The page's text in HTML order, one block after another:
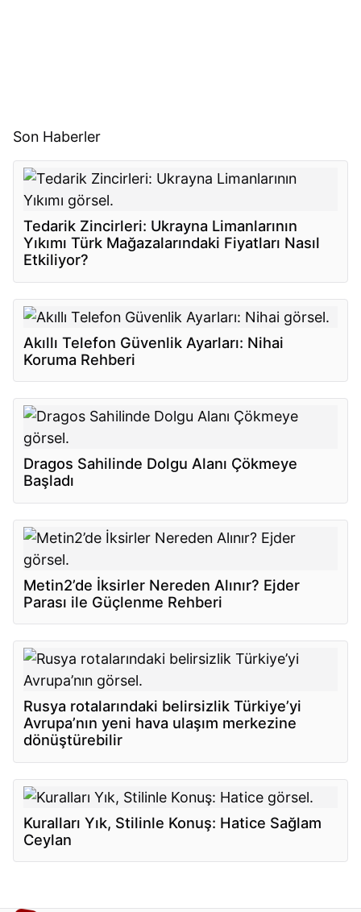
Son Haberler
Tedarik Zincirleri: Ukrayna Limanlarının
Yıkımı Türk Mağazalarındaki Fiyatları Nasıl
Etkiliyor?
Akıllı Telefon Güvenlik Ayarları: Nihai
Koruma Rehberi
Dragos Sahilinde Dolgu Alanı Çökmeye
Başladı
Metin2’de İksirler Nereden Alınır? Ejder
Parası ile Güçlenme Rehberi
Rusya rotalarındaki belirsizlik Türkiye’yi
Avrupa’nın yeni hava ulaşım merkezine
dönüştürebilir
Kuralları Yık, Stilinle Konuş: Hatice Sağlam
Ceylan